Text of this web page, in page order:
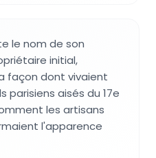
le nom de son
initial,
façon dont vivaient
parisiens aisés du 17e
les artisans
l'apparence